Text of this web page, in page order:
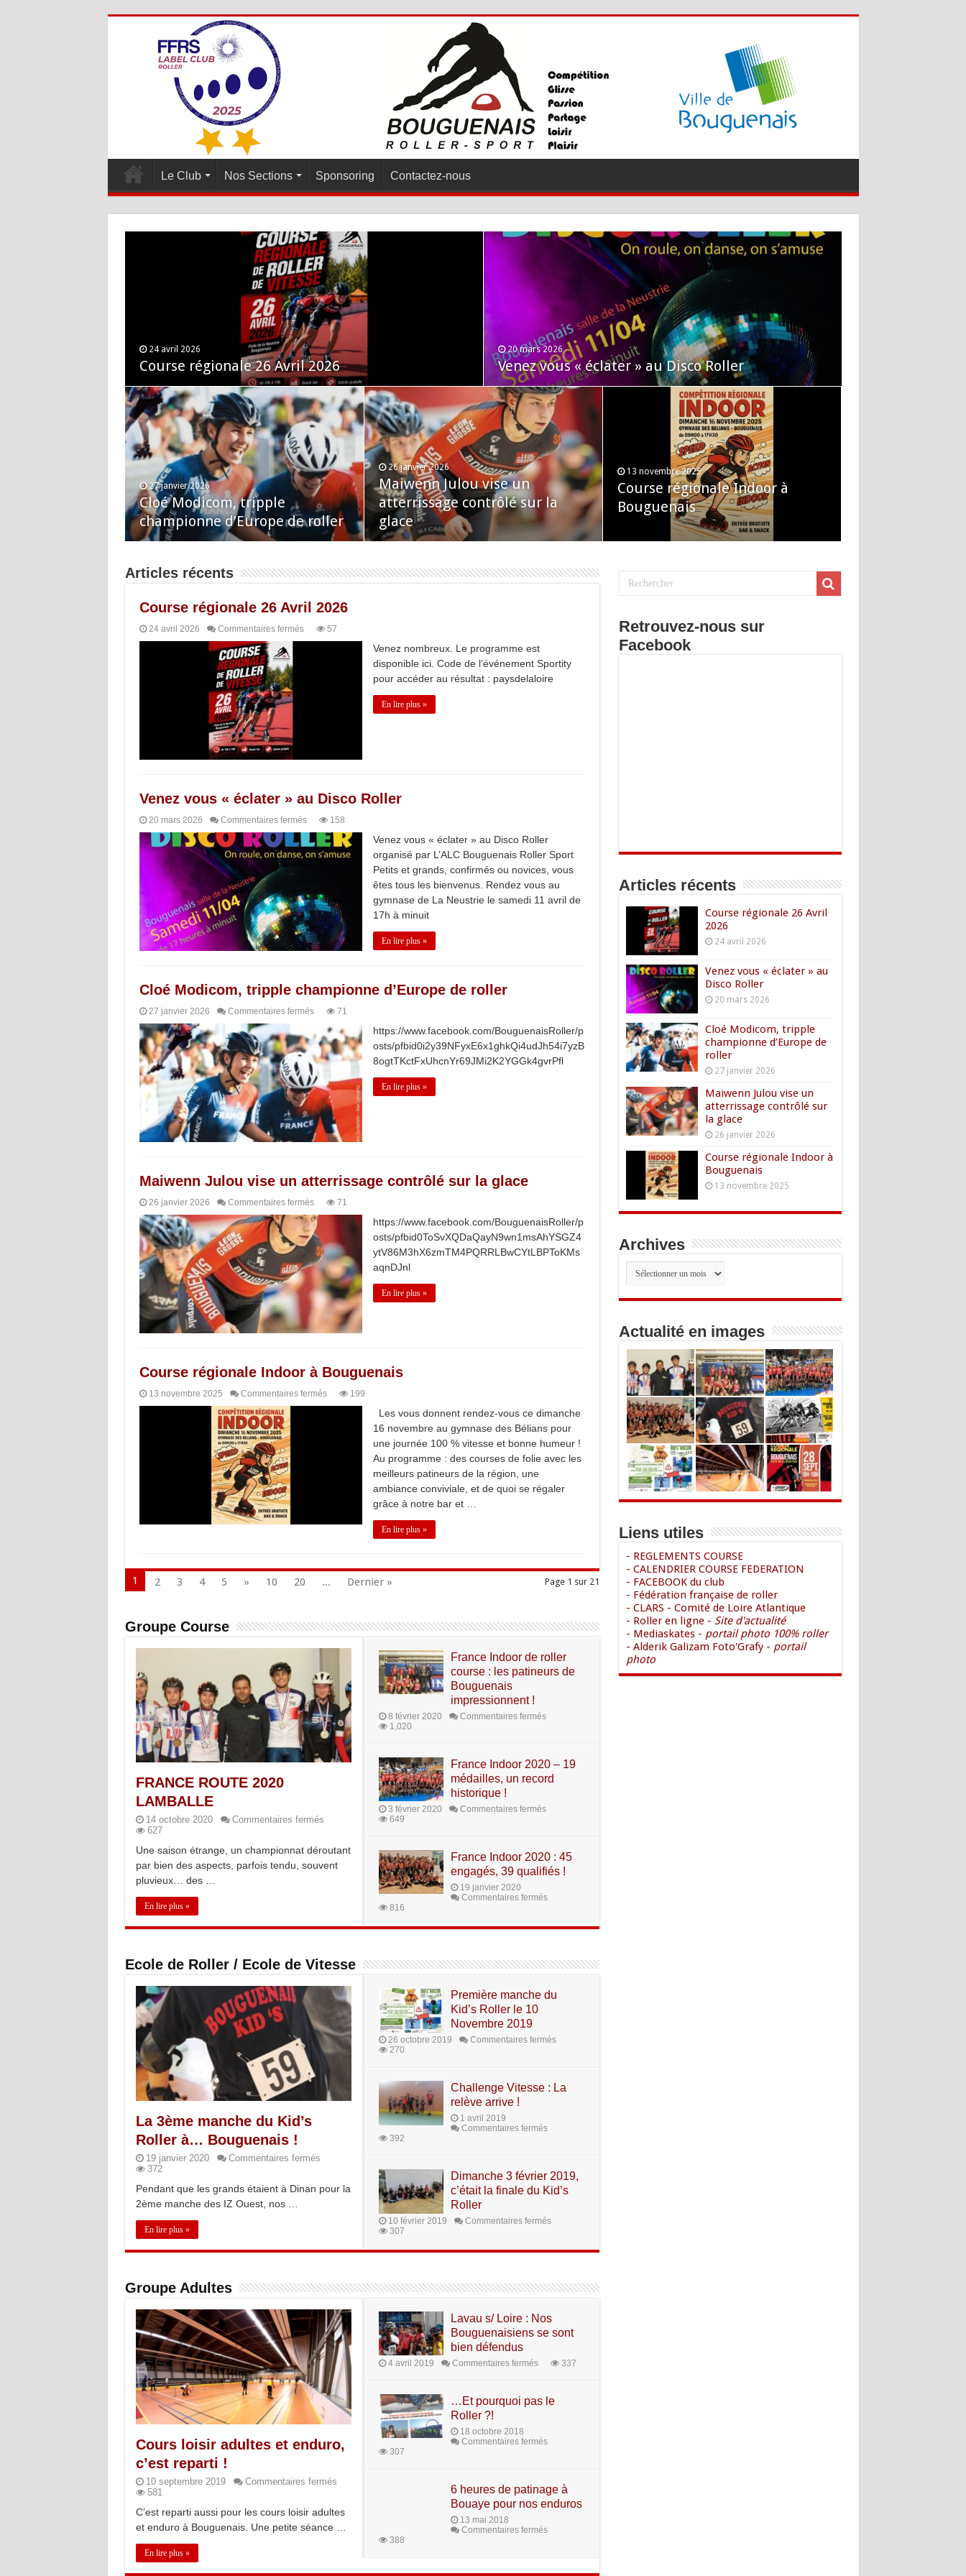
Le Club Nos Sections Sponsoring Contactez-nous
24 avril 2026
Course régionale 26 Avril 2026
20 mars 2026
Venez vous « éclater » au Disco Roller
27 janvier 2026
Cloé Modicom, tripple
championne d’Europe de roller
26 janvier 2026
Maiwenn Julou vise un
atterrissage contrôlé sur la
glace
13 novembre 2025
Course régionale Indoor à
Bouguenais
Articles récents
Course régionale 26 Avril 2026
24 avril 2026 Commentaires fermés 57
Venez nombreux. Le programme est
disponible ici. Code de l’événement Sportity
pour accéder au résultat : paysdelaloire
En lire plus »
Venez vous « éclater » au Disco Roller
20 mars 2026 Commentaires fermés 158
Venez vous « éclater » au Disco Roller
organisé par L’ALC Bouguenais Roller Sport
Petits et grands, confirmés ou novices, vous
êtes tous les bienvenus. Rendez vous au
gymnase de La Neustrie le samedi 11 avril de
17h à minuit
En lire plus »
Cloé Modicom, tripple championne d’Europe de roller
27 janvier 2026 Commentaires fermés 71
https://www.facebook.com/BouguenaisRoller/p
osts/pfbid0i2y39NFyxE6x1ghkQi4udJh54i7yzB
8ogtTKctFxUhcnYr69JMi2K2YGGk4gvrPfl
En lire plus »
Maiwenn Julou vise un atterrissage contrôlé sur la glace
26 janvier 2026 Commentaires fermés 71
https://www.facebook.com/BouguenaisRoller/p
osts/pfbid0ToSvXQDaQayN9wn1msAhYSGZ4
ytV86M3hX6zmTM4PQRRLBwCYtLBPToKMs
aqnDJnl
En lire plus »
Course régionale Indoor à Bouguenais
13 novembre 2025 Commentaires fermés 199
Les vous donnent rendez-vous ce dimanche
16 novembre au gymnase des Bélians pour
une journée 100 % vitesse et bonne humeur !
Au programme : des courses de folie avec les
meilleurs patineurs de la région, une
ambiance conviviale, et de quoi se régaler
grâce à notre bar et …
En lire plus »
Page 1 sur 21
1 2 3 4 5 » 10 20 ... Dernier »
Groupe Course
FRANCE ROUTE 2020
LAMBALLE
14 octobre 2020
Commentaires fermés
627
Une saison étrange, un championnat déroutant
par bien des aspects, parfois tendu, souvent
pluvieux… des …
En lire plus »
France Indoor de roller
course : les patineurs de
Bouguenais
impressionnent !
8 février 2020
Commentaires fermés
1,020
France Indoor 2020 – 19
médailles, un record
historique !
3 février 2020
Commentaires fermés
649
France Indoor 2020 : 45
engagés, 39 qualifiés !
19 janvier 2020
Commentaires fermés
816
Ecole de Roller / Ecole de Vitesse
La 3ème manche du Kid’s
Roller à… Bouguenais !
19 janvier 2020
Commentaires fermés
372
Pendant que les grands étaient à Dinan pour la
2ème manche des IZ Ouest, nos …
En lire plus »
Première manche du
Kid’s Roller le 10
Novembre 2019
26 octobre 2019
Commentaires fermés
270
Challenge Vitesse : La
relève arrive !
1 avril 2019
Commentaires fermés
392
Dimanche 3 février 2019,
c’était la finale du Kid’s
Roller
10 février 2019
Commentaires fermés
307
Groupe Adultes
Cours loisir adultes et enduro,
c’est reparti !
10 septembre 2019
Commentaires fermés
581
C’est reparti aussi pour les cours loisir adultes
et enduro à Bouguenais. Une petite séance …
En lire plus »
Lavau s/ Loire : Nos
Bouguenaisiens se sont
bien défendus
4 avril 2019 Commentaires fermés 337
…Et pourquoi pas le
Roller ?!
18 octobre 2018
Commentaires fermés
307
6 heures de patinage à
Bouaye pour nos enduros
13 mai 2018
Commentaires fermés
388
Retrouvez-nous sur
Facebook
Articles récents
Course régionale 26 Avril
2026
24 avril 2026
Venez vous « éclater » au
Disco Roller
20 mars 2026
Cloé Modicom, tripple
championne d’Europe de
roller
27 janvier 2026
Maiwenn Julou vise un
atterrissage contrôlé sur
la glace
26 janvier 2026
Course régionale Indoor à
Bouguenais
13 novembre 2025
Archives
Actualité en images
Liens utiles
- REGLEMENTS COURSE
- CALENDRIER COURSE FEDERATION
- FACEBOOK du club
- Fédération française de roller
- CLARS - Comité de Loire Atlantique
- Roller en ligne - Site d'actualité
- Mediaskates - portail photo 100% roller
- Alderik Galizam Foto'Grafy - portail
photo